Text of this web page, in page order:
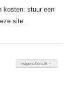
kosten: stuur een
site.
volgend bericht →